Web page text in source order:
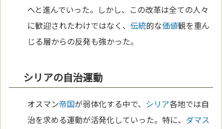
へと進んでいった。しかし、この改革は全ての人々
に歓迎されたわけではなく、伝統的な価値観を重ん
じる層からの反発も強かった。
シリアの自治運動
オスマン帝国が弱体化する中で、 シリア各地では自
治を求める運動が活発化していった。特に、 ダマス